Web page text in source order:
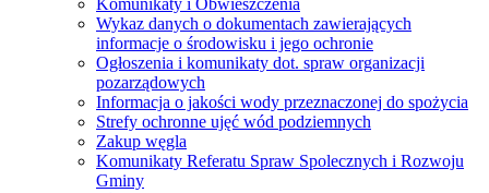
Komunikaty i Obwieszczenia
Wykaz danych o dokumentach zawierających
informacje o środowisku i jego ochronie
Ogłoszenia i komunikaty dot. spraw organizacji
pozarządowych
Informacja o jakości wody przeznaczonej do spożycia
Strefy ochronne ujęć wód podziemnych
Zakup węgla
Komunikaty Referatu Spraw Spolecznych i Rozwoju
Gminy